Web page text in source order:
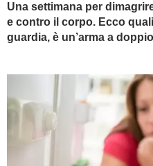
GASTRONOMIA
CAPELLI
BAMBINO
Una settimana per
e contro il corpo. Ecco
guardia, è un’arma a